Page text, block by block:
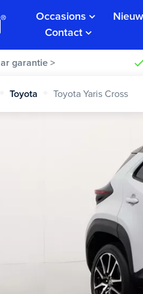
Occasions
Contact
garantie >
Toyota Toyota Yaris Cross